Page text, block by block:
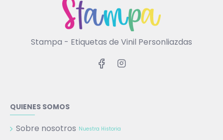
Stampa - Etiquetas de Vinil Personliazdas
QUIENES SOMOS
Sobre nosotros Nuestra Historia